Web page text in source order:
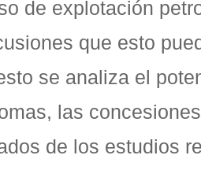
de explotación
que esto
se analiza el
las
de los estudios